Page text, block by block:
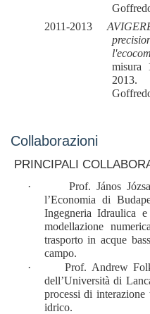
2011-2013
misura
2013.
Collaborazioni
PRINCIPALI
·
Prof. János
l’Economia di
Ingegneria Idraulica
modellazione
trasporto in acque
campo.
·
Prof. Andrew
dell’Università di
processi di interazione
idrico.